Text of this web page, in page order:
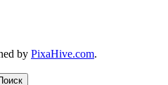
by PixaHive.com.